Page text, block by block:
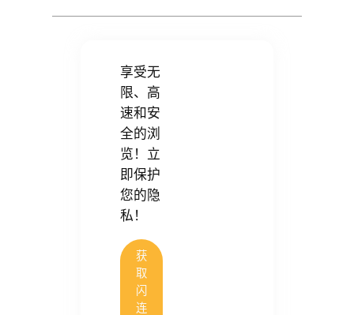
享受无
限、高
速和安
全的浏
览！立
即保护
您的隐
私！
获
取
闪
连